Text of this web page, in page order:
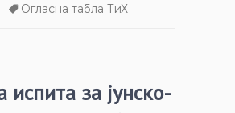
Огласна табла ТиХ
испита за јунско-